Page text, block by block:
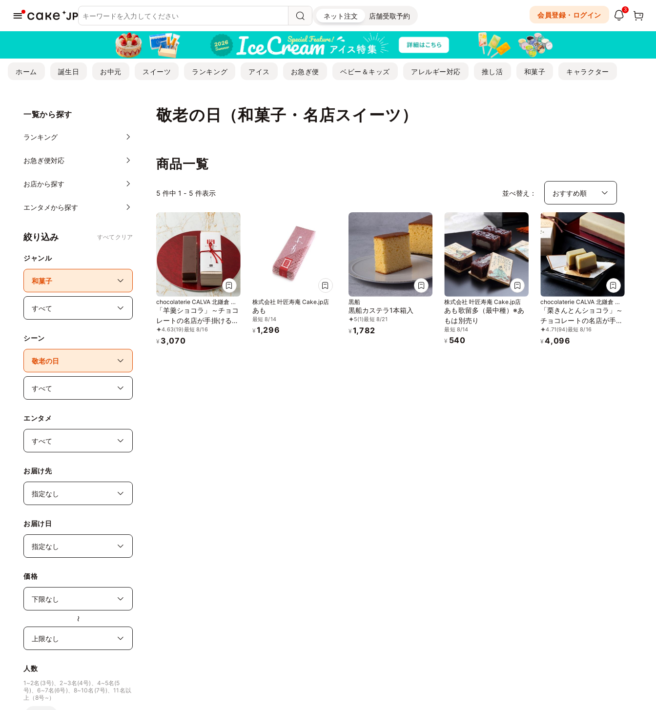
ネット注文 店舗受取予約 会員登録・ログイン
3
ホーム 誕生日 お中元 スイーツ ランキング アイス お急ぎ便 ベビー＆キッズ アレルギー対応 推し活 和菓子 キャラクター
敬老の日（和菓子・名店スイーツ）
一覧から探す
ランキング
お急ぎ便対応
お店から探す
エンタメから探す
絞り込み すべてクリア
ジャンル
シーン
エンタメ
お届け先
お届け日
価格
〜
人数
1~2名(3号)、2~3名(4号)、4~5名(5
号)、6~7名(6号)、8~10名(7号)、11名以
上（8号~）
商品一覧
5 件中 1 - 5 件表示 並べ替え：
chocolaterie CALVA 北鎌倉 門
前「羊羹ショコラ」～チョコ
レートの名店が手掛ける和
と洋の新食感～
4.63(19)最短 8/16
¥ 3,070
株式会社 叶匠寿庵 Cake.jp店
あも
最短 8/14
¥ 1,296
黒船
黒船カステラ1本箱入
5(1)最短 8/21
¥ 1,782
株式会社 叶匠寿庵 Cake.jp店
あも歌留多（最中種）※あ
もは別売り
最短 8/14
¥ 540
chocolaterie CALVA 北鎌倉 門
前「栗きんとんショコラ」～
チョコレートの名店が手掛
ける和と洋の新食感～
4.71(94)最短 8/16
¥ 4,096